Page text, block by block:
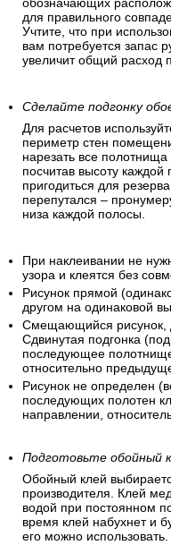
обозначающих
для правильного
Учтите, что при
вам потребуется запас
увеличит общий расход
Сделайте подгонку
Для расчетов
периметр стен
нарезать все
посчитав высоту
пригодиться для
перепутался –
низа каждой полосы.
При наклеивании не
узора и клеятся без
Рисунок прямой
другом на одинаковой
Смещающийся рисунок,
Сдвинутая подгонка
последующее
относительно
Рисунок не определен
последующих полотен
направлении,
Подготовьте обойный
Обойный клей
производителя. Клей
водой при постоянном
время клей набухнет и
его можно использовать.